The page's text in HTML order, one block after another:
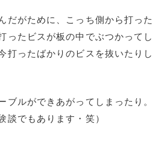
だがために、こっち側から打った
ったビスが板の中でぶつかってし
打ったばかりのビスを抜いたりし
ブルができあがってしまったり。
談でもあります・笑）